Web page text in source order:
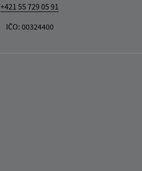
+421 55 729 05 91
IČO: 00324400